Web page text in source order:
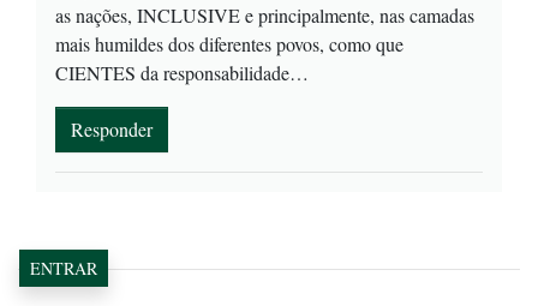
as nações, INCLUSIVE e principalmente, nas camadas
mais humildes dos diferentes povos, como que
CIENTES da responsabilidade…
Responder
ENTRAR